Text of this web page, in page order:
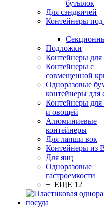
бутылок
Для сэндвичей
Контейнеры под
Подложки
Контейнеры для
Контейнеры с
совмещенной
Одноразовые
контейнеры для
Контейнеры для
и овощей
Алюминиевые
контейнеры
Для лапши вок
Контейнеры из
Для яиц
Одноразовые
гастроемкости
+ ЕЩЕ 12